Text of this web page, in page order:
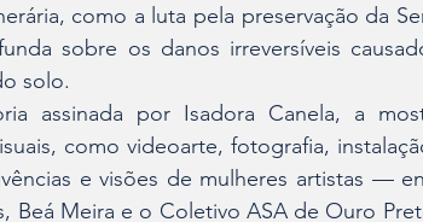
como a luta pela preservação da
sobre os danos irreversíveis
solo.
assinada por Isadora Canela, a
como videoarte, fotografia,
e visões de mulheres artistas —
Beá Meira e o Coletivo ASA de Ouro